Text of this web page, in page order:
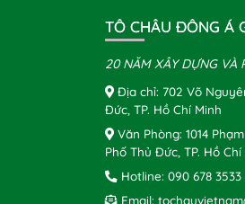
TÔ CHÂU ĐÔNG Á
20 NĂM XÂY DỰNG VÀ
Địa chỉ: 702 Võ
Đức, TP. Hồ Chí Minh
Văn Phòng: 1014
Phố Thủ Đức, TP. Hồ Chí
Hotline: 090 678 3533
Email: